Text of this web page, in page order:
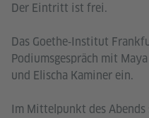
Der Eintritt ist frei.
Das Goethe‑Institut
Podiumsgespräch mit
und Elischa Kaminer ein.
Im Mittelpunkt des Abends